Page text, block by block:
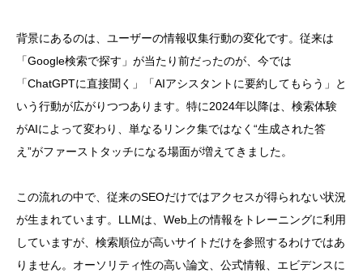
背景にあるのは、ユーザーの情報収集行動の変化です。従来は
「Google検索で探す」が当たり前だったのが、今では
「ChatGPTに直接聞く」「AIアシスタントに要約してもらう」と
いう行動が広がりつつあります。特に2024年以降は、検索体験
がAIによって変わり、単なるリンク集ではなく“生成された答
え”がファーストタッチになる場面が増えてきました。
この流れの中で、従来のSEOだけではアクセスが得られない状況
が生まれています。LLMは、Web上の情報をトレーニングに利用
していますが、検索順位が高いサイトだけを参照するわけではあ
りません。オーソリティ性の高い論文、公式情報、エビデンスに